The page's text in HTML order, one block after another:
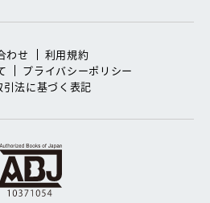
わせ
利用規約
プライバシーポリシー
法に基づく表記